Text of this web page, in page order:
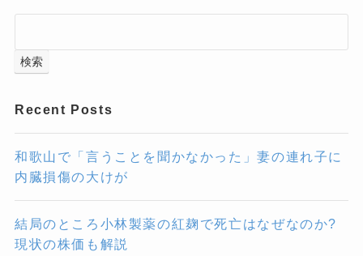
検索
Recent Posts
和歌山で「言うことを聞かなかった」妻の連れ子に
内臓損傷の大けが
結局のところ小林製薬の紅麹で死亡はなぜなのか?
現状の株価も解説